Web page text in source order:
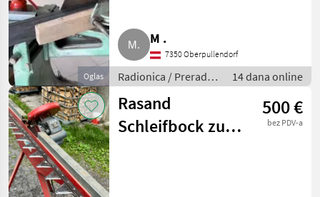
Oglas
M .
7350 Oberpullendorf
Radionica / Prerada
metala
14 dana online
Rasand
Schleifbock zu
500 €
bez PDV-a